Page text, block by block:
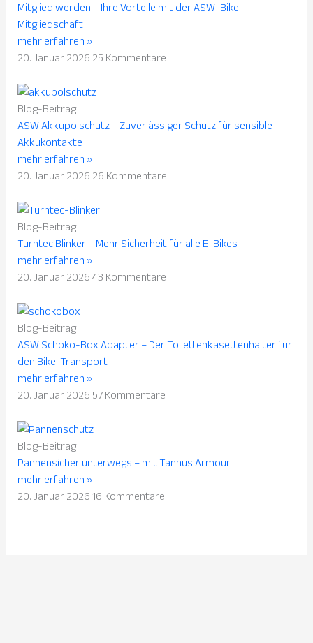
Mitglied werden – Ihre Vorteile mit der ASW-Bike
Mitgliedschaft
mehr erfahren »
20. Januar 2026 25 Kommentare
Blog-Beitrag
ASW Akkupolschutz – Zuverlässiger Schutz für sensible
Akkukontakte
mehr erfahren »
20. Januar 2026 26 Kommentare
Blog-Beitrag
Turntec Blinker – Mehr Sicherheit für alle E-Bikes
mehr erfahren »
20. Januar 2026 43 Kommentare
Blog-Beitrag
ASW Schoko-Box Adapter – Der Toilettenkasettenhalter für
den Bike-Transport
mehr erfahren »
20. Januar 2026 57 Kommentare
Blog-Beitrag
Pannensicher unterwegs – mit Tannus Armour
mehr erfahren »
20. Januar 2026 16 Kommentare